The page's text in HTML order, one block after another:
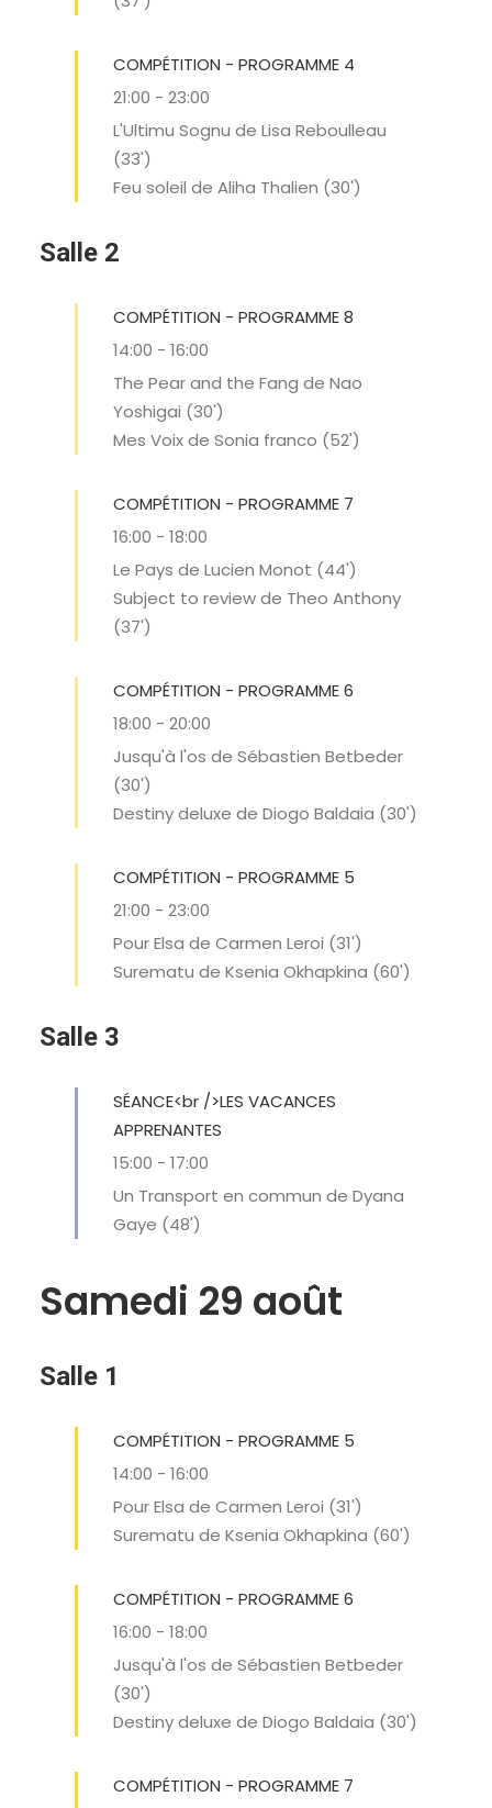
COMPÉTITION - PROGRAMME 4
21:00 - 23:00
L'Ultimu Sognu de Lisa Reboulleau
(33')
Feu soleil de Aliha Thalien (30')
Salle 2
COMPÉTITION - PROGRAMME 8
14:00 - 16:00
The Pear and the Fang de Nao
Yoshigai (30')
Mes Voix de Sonia franco (52')
COMPÉTITION - PROGRAMME 7
16:00 - 18:00
Le Pays de Lucien Monot (44')
Subject to review de Theo Anthony
(37')
COMPÉTITION - PROGRAMME 6
18:00 - 20:00
Jusqu'à l'os de Sébastien Betbeder
(30')
Destiny deluxe de Diogo Baldaia (30')
COMPÉTITION - PROGRAMME 5
21:00 - 23:00
Pour Elsa de Carmen Leroi (31')
Surematu de Ksenia Okhapkina (60')
Salle 3
SÉANCE<br />LES VACANCES
APPRENANTES
15:00 - 17:00
Un Transport en commun de Dyana
Gaye (48')
Samedi 29 août
Salle 1
COMPÉTITION - PROGRAMME 5
14:00 - 16:00
Pour Elsa de Carmen Leroi (31')
Surematu de Ksenia Okhapkina (60')
COMPÉTITION - PROGRAMME 6
16:00 - 18:00
Jusqu'à l'os de Sébastien Betbeder
(30')
Destiny deluxe de Diogo Baldaia (30')
COMPÉTITION - PROGRAMME 7